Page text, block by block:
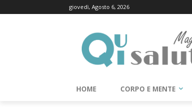
giovedì, Agosto 6, 2026
HOME CORPO E MENTE